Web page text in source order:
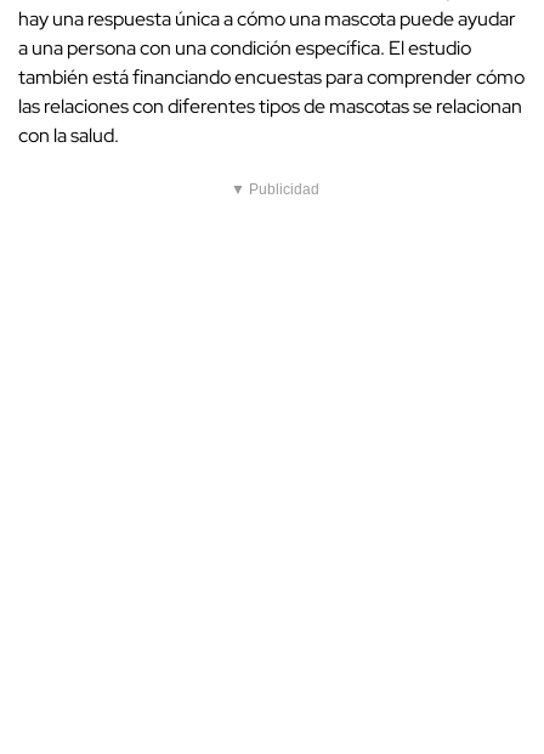
hay una respuesta única a cómo una mascota puede ayudar
a una persona con una condición específica. El estudio
también está financiando encuestas para comprender cómo
las relaciones con diferentes tipos de mascotas se relacionan
con la salud.
▼ Publicidad